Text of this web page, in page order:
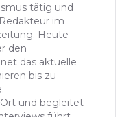
tätig und
im
Heute
den
das aktuelle
bis zu
und begleitet